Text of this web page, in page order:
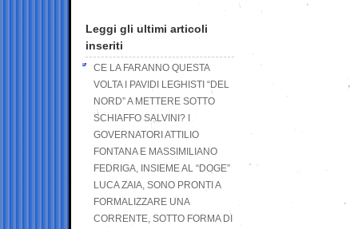
Leggi gli ultimi articoli
inseriti
CE LA FARANNO QUESTA
VOLTA I PAVIDI LEGHISTI “DEL
NORD” A METTERE SOTTO
SCHIAFFO SALVINI? I
GOVERNATORI ATTILIO
FONTANA E MASSIMILIANO
FEDRIGA, INSIEME AL “DOGE”
LUCA ZAIA, SONO PRONTI A
FORMALIZZARE UNA
CORRENTE, SOTTO FORMA DI